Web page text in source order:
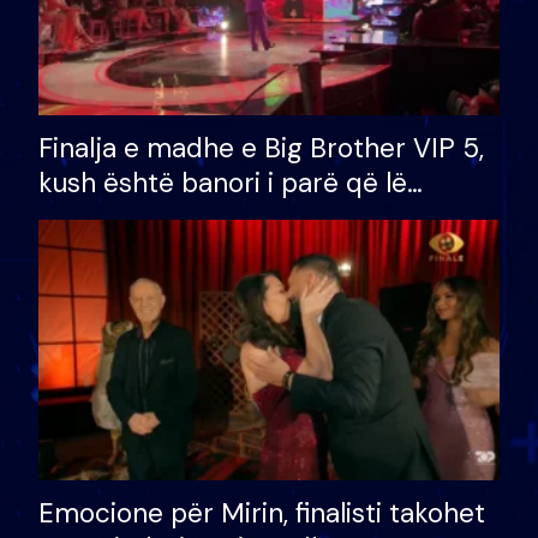
Finalja e madhe e Big Brother VIP 5,
kush është banori i parë që lë
shtëpinë dhe humb mundësinë për
të fituar çmimin e madh
Emocione për Mirin, finalisti takohet